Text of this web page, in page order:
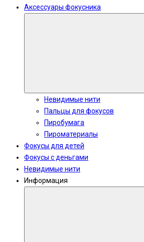
Аксессуары фокусника
Невидимые нити
Пальцы для фокусов
Пиробумага
Пироматериалы
Фокусы для детей
Фокусы с деньгами
Невидимые нити
Информация